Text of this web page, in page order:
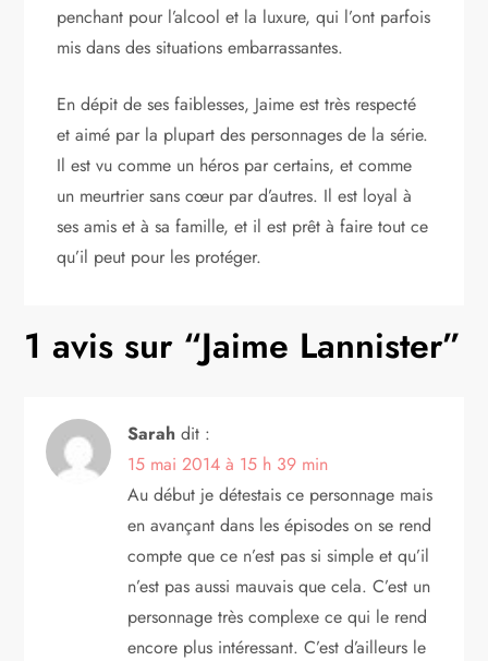
penchant pour l’alcool et la luxure, qui l’ont parfois
mis dans des situations embarrassantes.
En dépit de ses faiblesses, Jaime est très respecté
et aimé par la plupart des personnages de la série.
Il est vu comme un héros par certains, et comme
un meurtrier sans cœur par d’autres. Il est loyal à
ses amis et à sa famille, et il est prêt à faire tout ce
qu’il peut pour les protéger.
1 avis sur “Jaime Lannister”
Sarah dit :
15 mai 2014 à 15 h 39 min
Au début je détestais ce personnage mais
en avançant dans les épisodes on se rend
compte que ce n’est pas si simple et qu’il
n’est pas aussi mauvais que cela. C’est un
personnage très complexe ce qui le rend
encore plus intéressant. C’est d’ailleurs le